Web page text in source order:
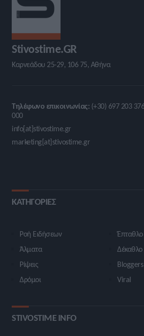
Stivostime.GR
Καρνεάδου 25-29, 106 75, Αθήνα
Τηλέφωνο επικοινωνίας: (+30) 697 203
000
info[at]stivostime.gr
marketing[at]stivostime.gr
ΚΑΤΗΓΟΡΙΕΣ
Ροή Ειδήσεων
Άλματα
Ρίψεις
Δρόμοι
Έπταθλο
Δέκαθλο
Bloggers
Viral
STIVOSTIME INFO